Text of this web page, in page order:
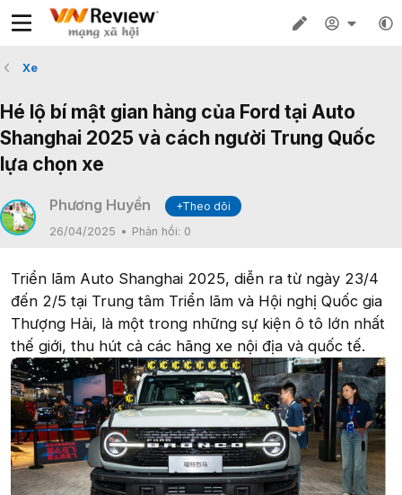
Xe
Hé lộ bí mật gian hàng của Ford tại Auto
Shanghai 2025 và cách người Trung Quốc
lựa chọn xe
Phương Huyền
+Theo dõi
26/04/2025
Phản hồi: 0
Triển lãm Auto Shanghai 2025, diễn ra từ ngày 23/4
đến 2/5 tại Trung tâm Triển lãm và Hội nghị Quốc gia
Thượng Hải, là một trong những sự kiện ô tô lớn nhất
thế giới, thu hút cả các hãng xe nội địa và quốc tế.